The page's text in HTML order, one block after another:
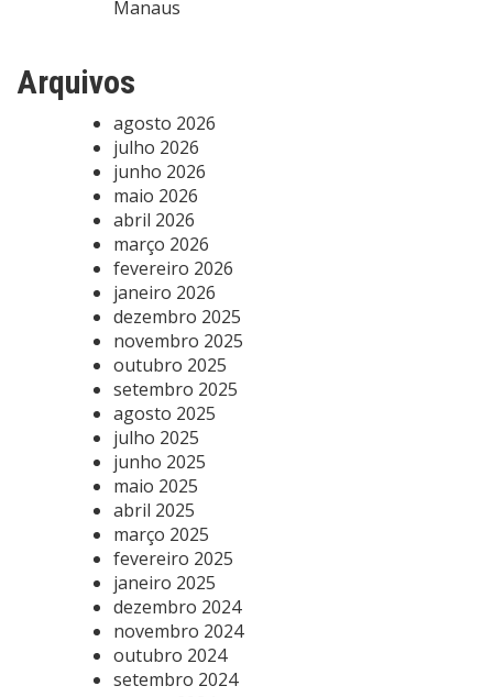
Manaus
Arquivos
agosto 2026
julho 2026
junho 2026
maio 2026
abril 2026
março 2026
fevereiro 2026
janeiro 2026
dezembro 2025
novembro 2025
outubro 2025
setembro 2025
agosto 2025
julho 2025
junho 2025
maio 2025
abril 2025
março 2025
fevereiro 2025
janeiro 2025
dezembro 2024
novembro 2024
outubro 2024
setembro 2024